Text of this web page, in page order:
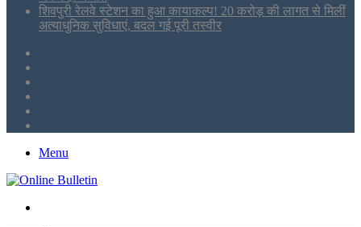
शिवपुरी रेलवे स्टेशन का हुआ कायाकल्प! 20 करोड़ की लागत से मिलीं
अत्याधुनिक सुविधाएं, बदल गई पूरी तस्वीर
Menu